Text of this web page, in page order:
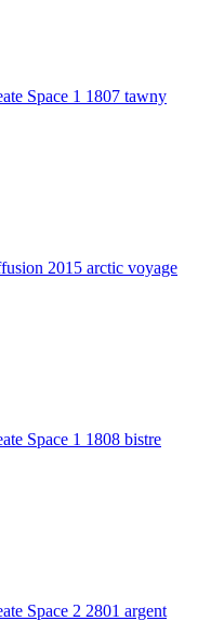
Space 1 1807 tawny
2015 arctic voyage
Space 1 1808 bistre
Space 2 2801 argent